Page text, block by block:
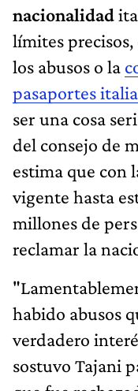
nacionalidad
límites
los abusos o la
pasaportes
ser una cosa
del consejo de
estima que con
vigente hasta
millones de
reclamar la
habido abusos
verdadero
sostuvo Tajani